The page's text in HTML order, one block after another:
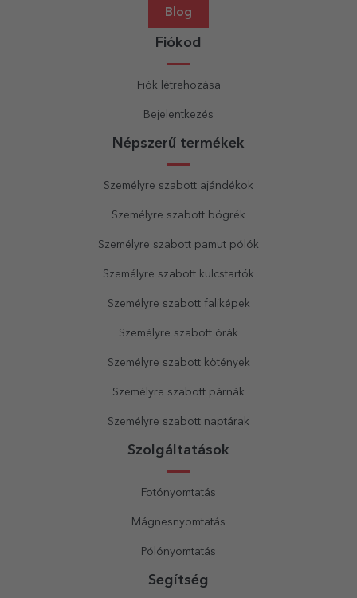
Blog
Fiókod
Fiók létrehozása
Bejelentkezés
Népszerű termékek
Személyre szabott ajándékok
Személyre szabott bögrék
Személyre szabott pamut pólók
Személyre szabott kulcstartók
Személyre szabott faliképek
Személyre szabott órák
Személyre szabott kötények
Személyre szabott párnák
Személyre szabott naptárak
Szolgáltatások
Fotónyomtatás
Mágnesnyomtatás
Pólónyomtatás
Segítség